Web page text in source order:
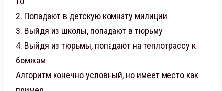
2. Попадают в детскую комнату милиции
3. Выйдя из школы, попадают в тюрьму
4. Выйдя из тюрьмы, попадают на теплотрассу к
бомжам
Алгоритм конечно условный, но имеет место как